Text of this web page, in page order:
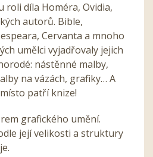
roli díla Homéra, Ovidia,
autorů. Bible,
Cervanta a mnoho
umělci vyjadřovaly jejich
nástěnné malby,
na vázách, grafiky… A
patří knize!
grafického umění.
její velikosti a struktury